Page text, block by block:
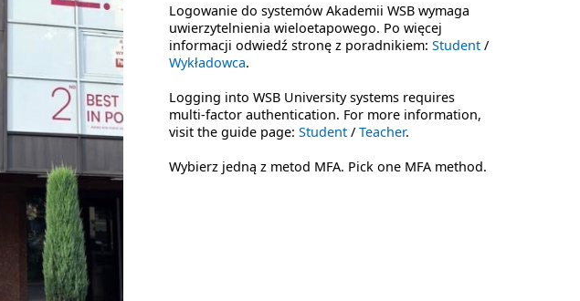
Logowanie do systemów Akademii WSB wymaga
uwierzytelnienia wieloetapowego. Po więcej
informacji odwiedź stronę z poradnikiem: Student /
Wykładowca.
Logging into WSB University systems requires
multi-factor authentication. For more information,
visit the guide page: Student / Teacher.
Wybierz jedną z metod MFA. Pick one MFA method.